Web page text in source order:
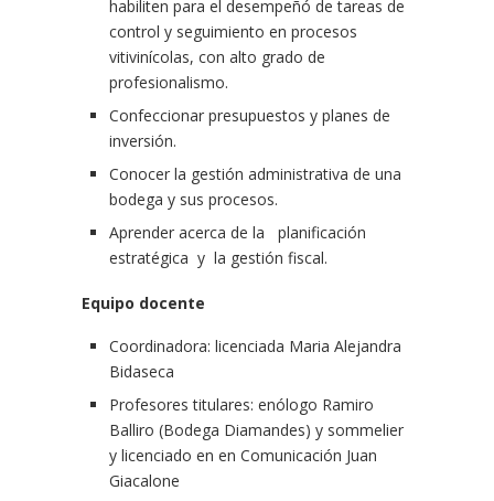
habiliten para el desempeñó de tareas de
control y seguimiento en procesos
vitivinícolas, con alto grado de
profesionalismo.
Confeccionar presupuestos y planes de
inversión.
Conocer la gestión administrativa de una
bodega y sus procesos.
Aprender acerca de la planificación
estratégica y la gestión fiscal.
Equipo docente
Coordinadora: licenciada Maria Alejandra
Bidaseca
Profesores titulares: enólogo Ramiro
Balliro (Bodega Diamandes) y sommelier
y licenciado en en Comunicación Juan
Giacalone